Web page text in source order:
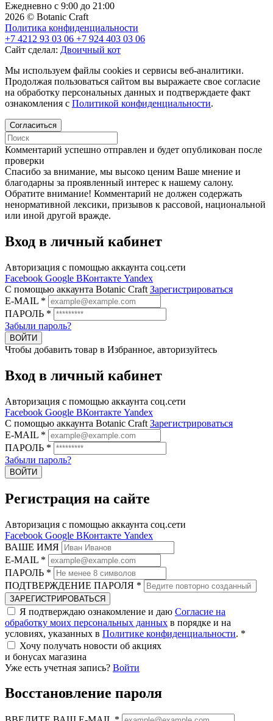
Ежедневно с 9:00 до 21:00
2026 © Botanic Craft
Политика конфиденциальности
+7 4212 93 03 06 +7 924 403 03 06
Сайт сделал: Двоичный кот
Мы используем файлы cookies и сервисы веб-аналитики.
Продолжая пользоваться сайтом вы выражаете свое согласие
на обработку персональных данных и подтверждаете факт
ознакомления с Политикой конфиденциальности.
Согласиться
Комментарий успешно отправлен и будет опубликован после
проверки
Cпасибо за внимание, мы высоко ценим Ваше мнение и
благодарны за проявленный интерес к нашему салону.
Обратите внимание! Комментарий не должен содержать
ненормативной лексики, призывов к рассовой, национальной
или иной другой вражде.
Вход в личный кабинет
Авторизация с помощью аккаунта соц.сети
Facebook Google ВКонтакте Yandex
C помощью аккаунта Botanic Craft Зарегистрироваться
E-MAIL *
ПАРОЛЬ *
Забыли пароль?
ВОЙТИ
Чтобы добавить товар в Избранное, авторизуйтесь
Вход в личный кабинет
Авторизация с помощью аккаунта соц.сети
Facebook Google ВКонтакте Yandex
C помощью аккаунта Botanic Craft Зарегистрироваться
E-MAIL *
ПАРОЛЬ *
Забыли пароль?
ВОЙТИ
Регистрация на сайте
Авторизация с помощью аккаунта соц.сети
Facebook Google ВКонтакте Yandex
ВАШЕ ИМЯ
E-MAIL *
ПАРОЛЬ *
ПОДТВЕРЖДЕНИЕ ПАРОЛЯ *
ЗАРЕГИСТРИРОВАТЬСЯ
Я подтверждаю ознакомление и даю Согласие на
обработку моих персональных данных в порядке и на
условиях, указанных в Политике конфиденциальности. *
Хочу получать новости об акциях
и бонусах магазина
Уже есть учетная запись? Войти
Восстановление пароля